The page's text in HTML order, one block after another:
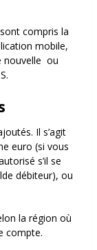
compris la
mobile,
nouvelle ou
Il s’agit
euro (si vous
s’il se
débiteur), ou
la région où
compte.